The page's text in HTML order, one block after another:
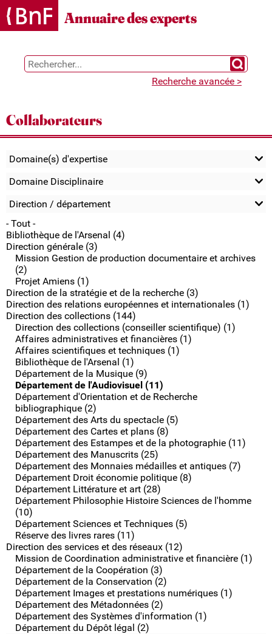
Gestion des cookies
Annuaire des experts
Chercher
Recherche avancée >
Collaborateurs
Domaine(s) d'expertise
Domaine Disciplinaire
Direction / département
- Tout -
Bibliothèque de l'Arsenal (4)
Direction générale (3)
Mission Gestion de production documentaire et archives
(2)
Projet Amiens (1)
Direction de la stratégie et de la recherche (3)
Direction des relations européennes et internationales (1)
Direction des collections (144)
Direction des collections (conseiller scientifique) (1)
Affaires administratives et financières (1)
Affaires scientifiques et techniques (1)
Bibliothèque de l'Arsenal (1)
Département de la Musique (9)
Département de l'Audiovisuel (11)
Département d'Orientation et de Recherche
bibliographique (2)
Département des Arts du spectacle (5)
Département des Cartes et plans (8)
Département des Estampes et de la photographie (11)
Département des Manuscrits (25)
Département des Monnaies médailles et antiques (7)
Département Droit économie politique (8)
Département Littérature et art (28)
Département Philosophie Histoire Sciences de l'homme
(10)
Département Sciences et Techniques (5)
Réserve des livres rares (11)
Direction des services et des réseaux (12)
Mission de Coordination administrative et financière (1)
Département de la Coopération (3)
Département de la Conservation (2)
Département Images et prestations numériques (1)
Département des Métadonnées (2)
Département des Systèmes d'information (1)
Département du Dépôt légal (2)